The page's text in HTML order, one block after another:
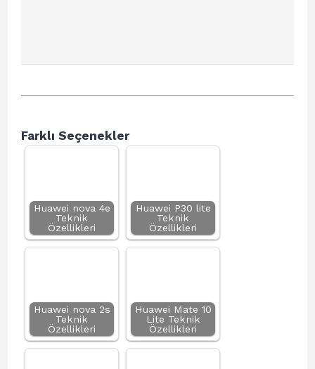
Farklı Seçenekler
Huawei nova 4e
Teknik
Özellikleri
Huawei P30 lite
Teknik
Özellikleri
Huawei nova 2s
Teknik
Özellikleri
Huawei Mate 10
Lite Teknik
Özellikleri